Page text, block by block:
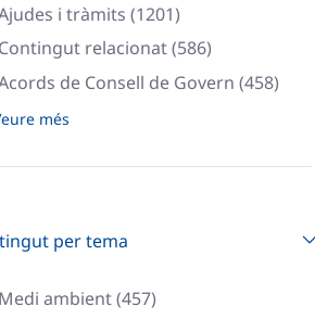
i tràmits (1201)
Contingut relacionat (586)
de Consell de Govern (458)
més
per tema
Medi ambient (457)